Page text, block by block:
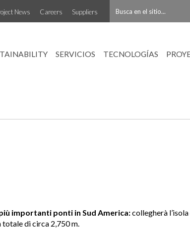
News Careers Suppliers
SERVICIOS TECNOLOGÍAS
importanti ponti in Sud America:collegherà
totale di circa 2,750 m.